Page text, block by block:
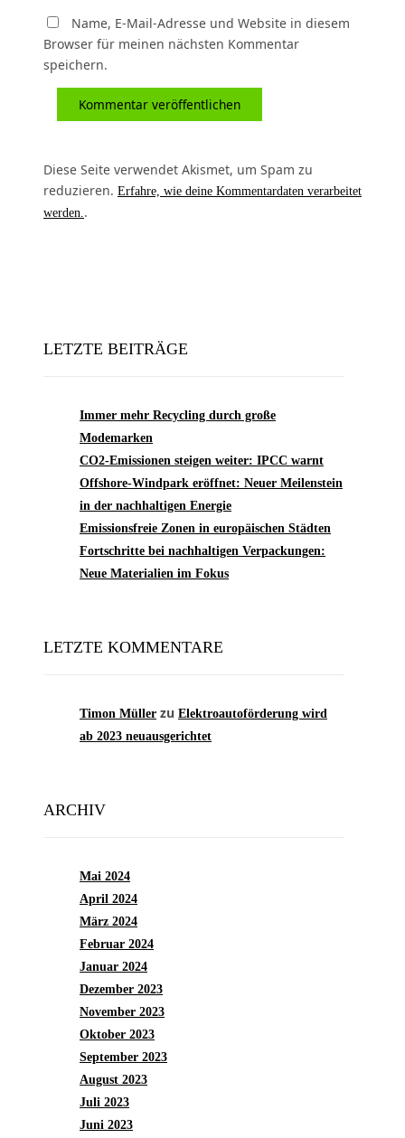
Name, E-Mail-Adresse und Website in diesem
Browser für meinen nächsten Kommentar
speichern.
Diese Seite verwendet Akismet, um Spam zu
reduzieren. Erfahre, wie deine Kommentardaten verarbeitet
werden. .
LETZTE BEITRÄGE
Immer mehr Recycling durch große
Modemarken
CO2-Emissionen steigen weiter: IPCC warnt
Offshore-Windpark eröffnet: Neuer Meilenstein
in der nachhaltigen Energie
Emissionsfreie Zonen in europäischen Städten
Fortschritte bei nachhaltigen Verpackungen:
Neue Materialien im Fokus
LETZTE KOMMENTARE
Timon Müller zu Elektroautoförderung wird
ab 2023 neuausgerichtet
ARCHIV
Mai 2024
April 2024
März 2024
Februar 2024
Januar 2024
Dezember 2023
November 2023
Oktober 2023
September 2023
August 2023
Juli 2023
Juni 2023